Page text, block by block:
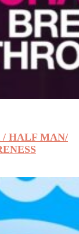
/ HALF MAN/